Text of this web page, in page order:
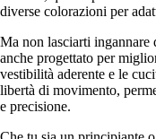
diverse colorazioni per
Ma non lasciarti ingannare
anche progettato per
vestibilità aderente e le
libertà di movimento,
e precisione.